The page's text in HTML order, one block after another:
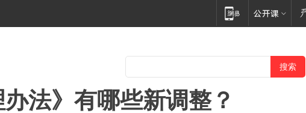
办法》有哪些新调整？